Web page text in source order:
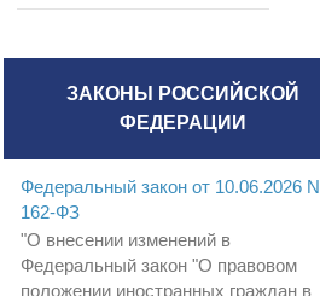
ЗАКОНЫ РОССИЙСКОЙ
ФЕДЕРАЦИИ
Федеральный закон от 10.06.2026 N
162-ФЗ
"О внесении изменений в
Федеральный закон "О правовом
положении иностранных граждан в